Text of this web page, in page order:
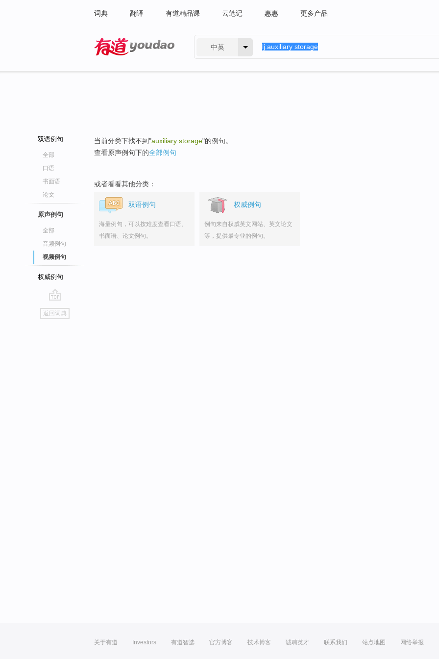
词典 翻译 有道精品课 云笔记 惠惠 更多产品
中英
双语例句
全部
口语
书面语
论文
原声例句
全部
音频例句
视频例句
权威例句
go
top
返回词典
当前分类下找不到"auxiliary storage"的例句。
查看原声例句下的全部例句
或者看看其他分类：
双语例句
海量例句，可以按难度查看口语、
书面语、论文例句。
权威例句
例句来自权威英文网站、英文论文
等，提供最专业的例句。
关于有道 Investors 有道智选 官方博客 技术博客 诚聘英才 联系我们 站点地图 网络举报